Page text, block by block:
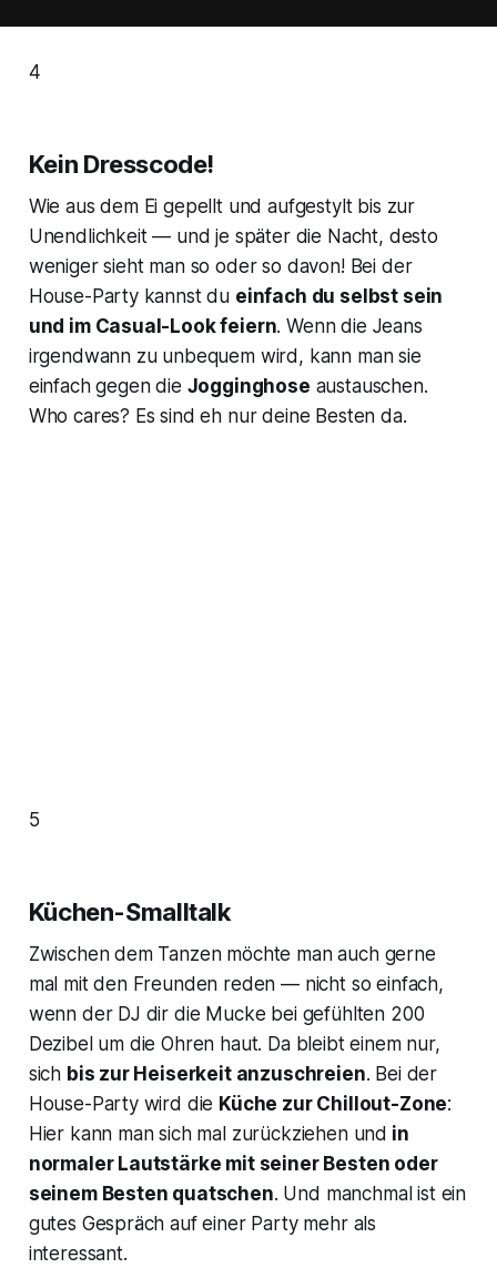
4
Kein Dresscode!
Wie aus dem Ei gepellt und aufgestylt bis zur
Unendlichkeit — und je später die Nacht, desto
weniger sieht man so oder so davon! Bei der
House-Party kannst du einfach du selbst sein
und im Casual-Look feiern. Wenn die Jeans
irgendwann zu unbequem wird, kann man sie
einfach gegen die Jogginghose austauschen.
Who cares? Es sind eh nur deine Besten da.
5
Küchen-Smalltalk
Zwischen dem Tanzen möchte man auch gerne
mal mit den Freunden reden — nicht so einfach,
wenn der DJ dir die Mucke bei gefühlten 200
Dezibel um die Ohren haut. Da bleibt einem nur,
sich bis zur Heiserkeit anzuschreien. Bei der
House-Party wird die Küche zur Chillout-Zone:
Hier kann man sich mal zurückziehen und in
normaler Lautstärke mit seiner Besten oder
seinem Besten quatschen. Und manchmal ist ein
gutes Gespräch auf einer Party mehr als
interessant.